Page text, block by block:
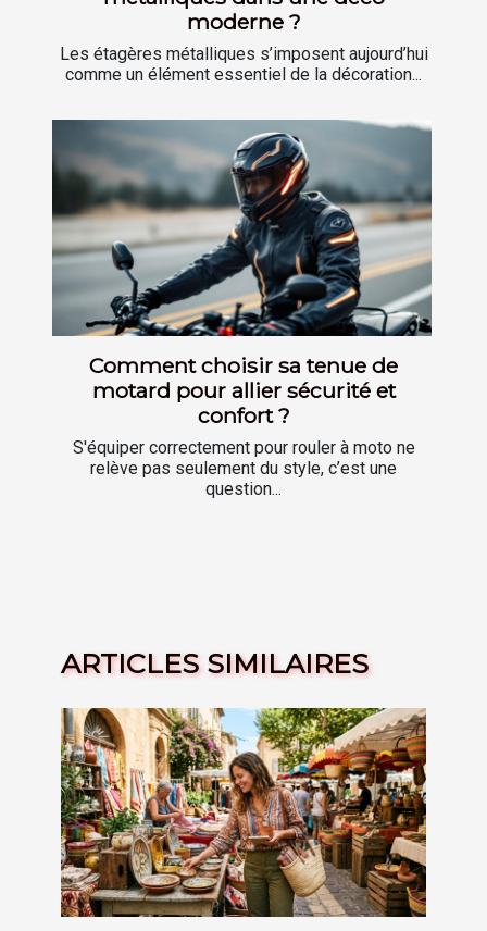
moderne ?
Les étagères métalliques s’imposent aujourd’hui
comme un élément essentiel de la décoration...
Comment choisir sa tenue de
motard pour allier sécurité et
confort ?
S'équiper correctement pour rouler à moto ne
relève pas seulement du style, c’est une
question...
ARTICLES SIMILAIRES